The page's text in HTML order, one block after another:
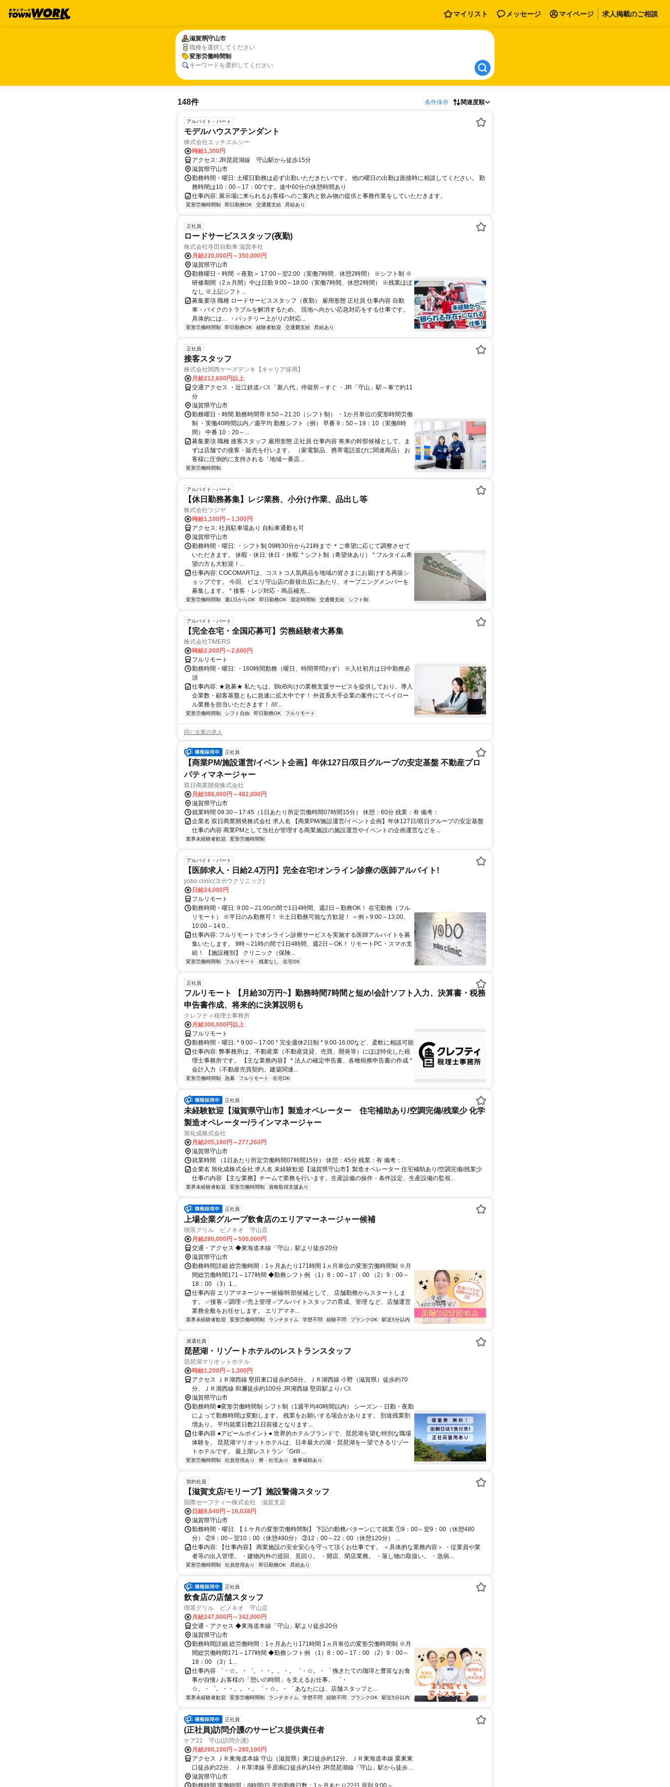
マイリスト メッセージ マイページ 求人掲載のご相談
滋賀県守山市
職種を選択してください
変形労働時間制
キーワードを選択してください
滋賀県守山市
変形労働時間制
148件 条件保存 関連度順
アルバイト・パート
モデルハウスアテンダント
株式会社エッチエルシー
時給1,300円
アクセス: JR琵琶湖線 守山駅から徒歩15分
滋賀県守山市
勤務時間・曜日: 土曜日勤務は必ず出勤いただきたいです。 他の曜日の出勤は面接時に相談してください。 勤
務時間は10：00～17：00です。途中60分の休憩時間あり
仕事内容: 展示場に来られるお客様へのご案内と飲み物の提供と事務作業をしていただきます。
変形労働時間制 即日勤務OK 交通費支給 昇給あり
正社員
ロードサービススタッフ(夜勤)
株式会社寺田自動車 滋賀本社
月給220,000円～350,000円
滋賀県守山市
勤務曜日・時間 ＜夜勤＞ 17:00～翌2:00（実働7時間、休憩2時間） ※シフト制 ※
研修期間（2ヵ月間）中は日勤 9:00～18:00（実働7時間、休憩2時間） ※残業ほぼ
なし ※上記シフト...
募集要項 職種 ロードサービススタッフ（夜勤） 雇用形態 正社員 仕事内容 自動
車・バイクのトラブルを解消するため、 現地へ向かい応急対応をする仕事です。
具体的には… ・バッテリー上がりの対応...
変形労働時間制 即日勤務OK 経験者歓迎 交通費支給 昇給あり
正社員
接客スタッフ
株式会社関西ケーズデンキ【キャリア採用】
月給212,600円以上
交通アクセス ・近江鉄道バス「新八代」停留所～すぐ ・JR「守山」駅～車で約11
分
滋賀県守山市
勤務曜日・時間 勤務時間帯 8:50～21:20（シフト制） ・1か月単位の変形時間労働
制 ・実働40時間以内／週平均 勤務シフト（例） 早番 9：50～19：10（実働8時
間） 中番 10：20～...
募集要項 職種 接客スタッフ 雇用形態 正社員 仕事内容 将来の幹部候補として、ま
ずは店舗での接客・販売を行います。 （家電製品、携帯電話並びに関連商品） お
客様に圧倒的に支持される「地域一番店...
変形労働時間制
アルバイト・パート
【休日勤務募集】レジ業務、小分け作業、品出し等
株式会社ツジヤ
時給1,100円～1,300円
アクセス: 社員駐車場あり 自転車通勤も可
滋賀県守山市
勤務時間・曜日: ・シフト制 09時30分から21時まで ＊ご希望に応じて調整させて
いただきます。 休暇・休日: 休日・休暇: * シフト制（希望休あり） * フルタイム希
望の方も大歓迎！...
仕事内容: COCOMARTは、コストコ人気商品を地域の皆さまにお届けする再販シ
ョップです。 今回、ピエリ守山店の新規出店にあたり、オープニングメンバーを
募集します。 * 接客・レジ対応・商品補充...
変形労働時間制 週1日からOK 即日勤務OK 固定時間制 交通費支給 シフト制
アルバイト・パート
【完全在宅・全国応募可】労務経験者大募集
株式会社TIMERS
時給2,000円～2,600円
フルリモート
勤務時間・曜日: ・160時間勤務（曜日、時間帯問わず） ※入社初月は日中勤務必
須
仕事内容: ★急募★ 私たちは、BtoB向けの業務支援サービスを提供しており、導入
企業数・顧客基盤ともに急速に拡大中です！ 外資系大手企業の案件にてペイロー
ル業務を担当いただきます！ ////...
変形労働時間制 シフト自由 即日勤務OK フルリモート
同じ企業の求人
正社員
【商業PM/施設運営/イベント企画】年休127日/双日グループの安定基盤 不動産プロ
パティマネージャー
双日商業開発株式会社
月給388,000円～482,000円
滋賀県守山市
就業時間 09:30～17:45（1日あたり所定労働時間07時間15分） 休憩：60分 残業：有 備考：
企業名 双日商業開発株式会社 求人名 【商業PM/施設運営/イベント企画】年休127日/双日グループの安定基盤
仕事の内容 商業PMとして当社が管理する商業施設の施設運営やイベントの企画運営などを...
業界未経験者歓迎 変形労働時間制
アルバイト・パート
【医師求人・日給2.4万円】完全在宅!オンライン診療の医師アルバイト!
yobo clinic(ヨボウクリニック)
日給24,000円
フルリモート
勤務時間・曜日: 9:00～21:00の間で1日4時間、週2日～勤務OK！ 在宅勤務（フル
リモート） ※平日のみ勤務可！ ※土日勤務可能な方歓迎！ ＜例＞9:00～13:00、
10:00～14:0...
仕事内容: フルリモートでオンライン診療サービスを実施する医師アルバイトを募
集いたします。 9時～21時の間で1日4時間、週2日～OK！ リモートPC・スマホ支
給！ 【施設種別】 クリニック（保険...
変形労働時間制 フルリモート 残業なし 在宅OK
正社員
フルリモート 【月給30万円~】勤務時間7時間と短め!会計ソフト入力、決算書・税務
申告書作成、将来的に決算説明も
クレフティ税理士事務所
月給300,000円以上
フルリモート
勤務時間・曜日: * 9:00～17:00 * 完全週休2日制 * 9:00-16:00など、柔軟に相談可能
仕事内容: 弊事務所は、不動産業（不動産賃貸、売買、開発等）にほぼ特化した税
理士事務所です。 【主な業務内容】 * 法人の確定申告書、各種税務申告書の作成 *
会計入力（不動産売買契約、建築関連...
変形労働時間制 急募 フルリモート 在宅OK
正社員
未経験歓迎【滋賀県守山市】製造オペレーター 住宅補助あり/空調完備/残業少 化学
製造オペレーター/ラインマネージャー
旭化成株式会社
月給205,180円～277,260円
滋賀県守山市
就業時間 （1日あたり所定労働時間07時間15分） 休憩：45分 残業：有 備考：
企業名 旭化成株式会社 求人名 未経験歓迎【滋賀県守山市】製造オペレーター 住宅補助あり/空調完備/残業少
仕事の内容 【主な業務】チームで業務を行います。生産設備の操作・条件設定、生産設備の監視...
業界未経験者歓迎 変形労働時間制 資格取得支援あり
正社員
上場企業グループ飲食店のエリアマーネージャー候補
喫茶グリル ピノキオ 守山店
月給280,000円～500,000円
交通・アクセス ◆東海道本線「守山」駅より徒歩20分
滋賀県守山市
勤務時間詳細 総労働時間：1ヶ月あたり171時間 1ヵ月単位の変形労働時間制 ※月
間総労働時間171～177時間 ◆勤務シフト例 （1）8：00～17：00 （2）9：00～
18：00 （3）1...
仕事内容 エリアマネージャー候補/幹部候補として、 店舗勤務からスタートしま
す。 ✅接客 ✅調理 ✅売上管理 ✅アルバイトスタッフの育成、管理 など、店舗運営
業務全般をお任せします。 エリアマネ...
業界未経験者歓迎 変形労働時間制 ランチタイム 学歴不問 経験不問 ブランクOK 駅近5分以内
派遣社員
琵琶湖・リゾートホテルのレストランスタッフ
琵琶湖マリオットホテル
時給1,200円～1,300円
アクセス ＪＲ湖西線 堅田東口徒歩約58分、ＪＲ湖西線 小野（滋賀県）徒歩約70
分、ＪＲ湖西線 和邇徒歩約100分 JR湖西線 堅田駅よりバス
滋賀県守山市
勤務時間 ■変形労働時間制 シフト制（1週平均40時間以内） シーズン・日勤・夜勤
によって勤務時間は変動します。 残業をお願いする場合があります。 別途残業割
増あり。 平均就業日数21日前後となります...
仕事内容 ●アピールポイント● 世界的ホテルブランドで、琵琶湖を望む特別な職場
体験を。 琵琶湖マリオットホテルは、日本最大の湖・琵琶湖を一望できるリゾー
トホテルです。 最上階レストラン「Grill ...
変形労働時間制 社員登用あり 寮・社宅あり 食事補助あり
契約社員
【滋賀支店/モリーブ】施設警備スタッフ
国際セーフティー株式会社 滋賀支店
日給8,640円～16,038円
滋賀県守山市
勤務時間・曜日: 【１ケ月の変形労働時間制】 下記の勤務パターンにて就業 ①9：00～翌9：00（休憩480
分） ②9：00～翌10：00（休憩480分） ③12：00～22：00（休憩120分） ...
仕事内容: 【仕事内容】 商業施設の安全安心を守って頂くお仕事です。 ＜具体的な業務内容＞ ・従業員や業
者等の出入管理。 ・建物内外の巡回、見回り。 ・開店、閉店業務。 ・落し物の取扱い。 ・急病...
変形労働時間制 社員登用あり 即日勤務OK 昇給あり
正社員
飲食店の店舗スタッフ
喫茶グリル ピノキオ 守山店
月給247,000円～342,000円
交通・アクセス ◆東海道本線「守山」駅より徒歩20分
滋賀県守山市
勤務時間詳細 総労働時間：1ヶ月あたり171時間 1ヵ月単位の変形労働時間制 ※月
間総労働時間171～177時間 ◆勤務シフト例 （1）8：00～17：00 （2）9：00～
18：00 （3）1...
仕事内容 ゜・☆。・゜。・・。。・。゜・☆。・゜ 挽きたての珈琲と豊富なお食
事が自慢♪ お客様の「憩いの時間」を支えるお仕事。 ゜・
☆。・゜。・・。。・。゜・☆。・゜ あなたには、店舗スタッフと...
業界未経験者歓迎 変形労働時間制 ランチタイム 学歴不問 経験不問 ブランクOK 駅近5分以内
正社員
(正社員)訪問介護のサービス提供責任者
ケア21 守山(訪問介護)
月給260,100円～280,100円
アクセス ＪＲ東海道本線 守山（滋賀県）東口徒歩約12分、ＪＲ東海道本線 栗東東
口徒歩約22分、ＪＲ草津線 手原南口徒歩約34分 JR琵琶湖線「守山」駅から徒歩約
14分
滋賀県守山市
勤務時間 実働時間：8時間/日 平均勤務日数：1ヶ月あたり22日 原則 9:00～